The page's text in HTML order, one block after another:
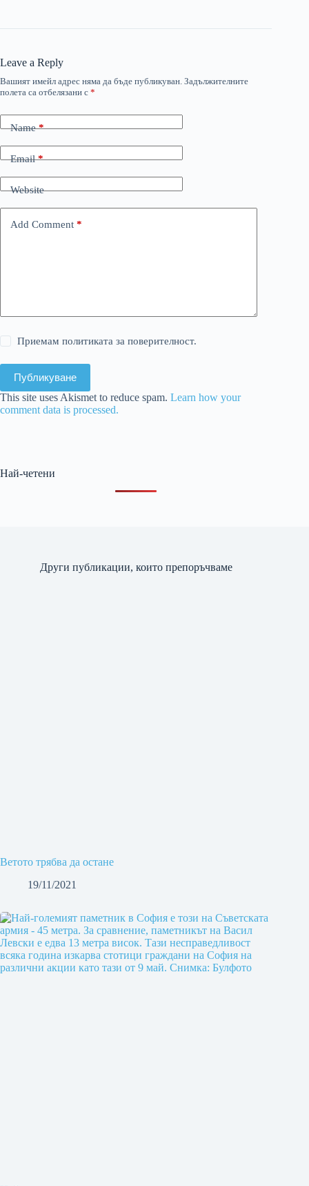
Leave a Reply
Вашият имейл адрес няма да бъде публикуван. Задължителните
полета са отбелязани с *
Name*
Email*
Website
Add Comment *
Приемам политиката за поверителност.
Публикуване
This site uses Akismet to reduce spam. Learn how your
comment data is processed.
Най-четени
Други публикации, които препоръчваме
Ветото трябва да остане
19/11/2021